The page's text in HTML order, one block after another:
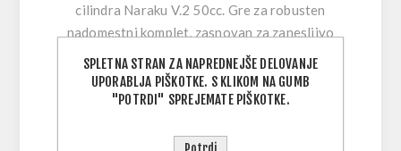
cilindra Naraku V.2 50cc. Gre za robusten
nadomestni komplet, zasnovan za zanesljivo
vsakodnevno uporabo—idealen, ko je originalni
zgornji del motorja obrabljen, popraskan ali
izgublja moč.
Ena ključnih prednosti je
SPLETNA STRAN ZA NAPREDNEJŠE DELOVANJE
UPORABLJA PIŠKOTKE. S KLIKOM NA GUMB
"POTRDI" SPREJEMATE PIŠKOTKE.